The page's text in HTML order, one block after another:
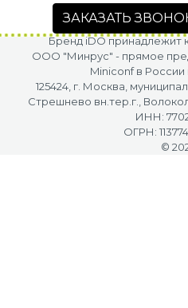
ЗАКАЗАТЬ
Бренд iDO принадлежит
OOO "Минрус" - прямое
Miniconf в России
125424, г. Москва,
Стрешнево вн.тер.г.,
ИНН:
ОГРН:
©